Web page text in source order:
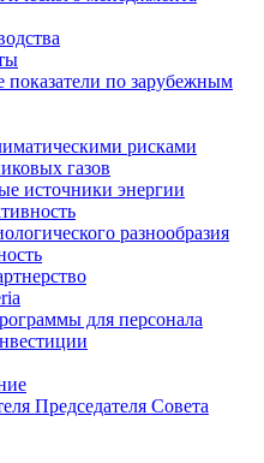
показатели по зарубежным
рисками
газов
источники энергии
разнообразия
для персонала
Председателя Совета